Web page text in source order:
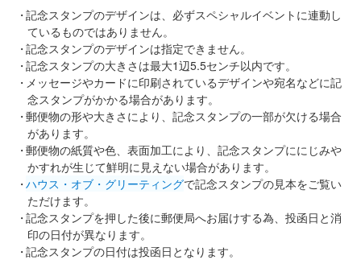
記念スタンプのデザインは、必ずスペシャルイベントに連動し
ているものではありません。
記念スタンプのデザインは指定できません。
記念スタンプの大きさは最大1辺5.5センチ以内です。
メッセージやカードに印刷されているデザインや宛名などに記
念スタンプがかかる場合があります。
郵便物の形や大きさにより、記念スタンプの一部が欠ける場合
があります。
郵便物の紙質や色、表面加工により、記念スタンプににじみや
かすれが生じて鮮明に見えない場合があります。
ハウス・オブ・グリーティングで記念スタンプの見本をご覧い
ただけます。
記念スタンプを押した後に郵便局へお届けする為、投函日と消
印の日付が異なります。
記念スタンプの日付は投函日となります。